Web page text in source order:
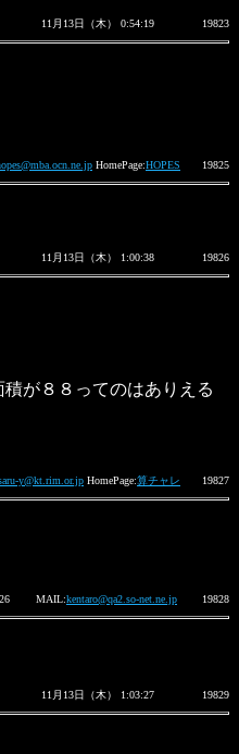
11月13日（木） 0:54:19 19823
HomePage:HOPES 19825
11月13日（木） 1:00:38 19826
が８８ってのはありえる
y@kt.rim.or.jp HomePage:算チャレ 19827
MAIL:kentaro@qa2.so-net.ne.jp 19828
11月13日（木） 1:03:27 19829